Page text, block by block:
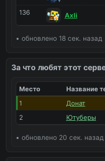
136 Axli
• обновлено 18 сек. назад
За что любят этот
Место Название
1
Донат
2
Ютуберы
• обновлено 20 сек. назад